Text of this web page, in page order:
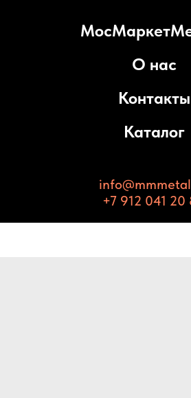
О нас
Контакты
Каталог
+7 912 041 20